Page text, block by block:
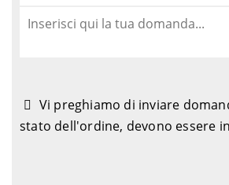
Vi preghiamo di inviare
stato dell'ordine, devono essere